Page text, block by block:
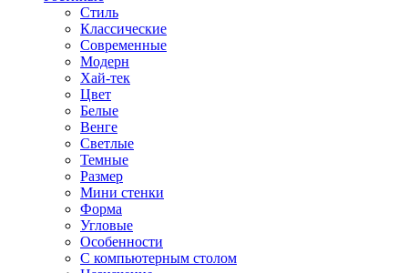
Стиль
Классические
Современные
Модерн
Хай-тек
Цвет
Белые
Венге
Светлые
Темные
Размер
Мини стенки
Форма
Угловые
Особенности
С компьютерным столом